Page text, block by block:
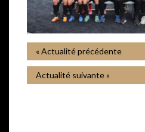
« Actualité précédente
Actualité suivante »